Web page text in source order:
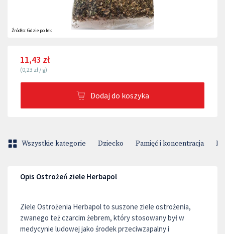
Źródło:Gdzie po lek
11,43 zł
(0,23 zł / g)
Dodaj do koszyka
Wszystkie kategorie Dziecko Pamięć i koncentracja
Opis Ostrożeń ziele Herbapol
Ziele Ostrożenia Herbapol to suszone ziele ostrożenia,
zwanego też czarcim żebrem, który stosowany był w
medycynie ludowej jako środek przeciwzapalny i